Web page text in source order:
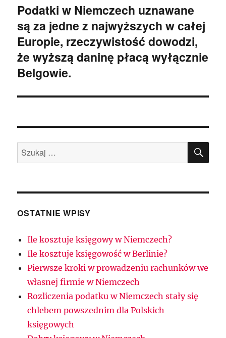
Następny
wpis:
Podatki w Niemczech uznawane
są za jedne z najwyższych w całej
Europie, rzeczywistość dowodzi,
że wyższą daninę płacą wyłącznie
Belgowie.
Szukaj:
OSTATNIE WPISY
Ile kosztuje księgowy w Niemczech?
Ile kosztuje księgowość w Berlinie?
Pierwsze kroki w prowadzeniu rachunków we
własnej firmie w Niemczech
Rozliczenia podatku w Niemczech stały się
chlebem powszednim dla Polskich
księgowych